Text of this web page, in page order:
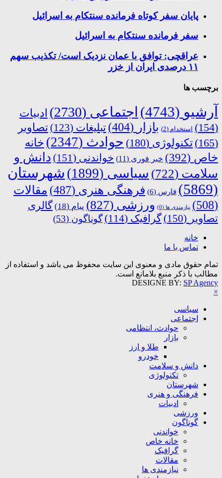
پایان سفر کوتاه فرمانده سنتکام به اسرائیل
سفر فرمانده سنتکام به اسرائیل
عراقچی: توافق با عمان نزدیک است/ تکذیب سهم
۱۱ درصدی ایران از خزر
برچسب ها
آرشیو (4743) اجتماعی (2730)
ادبیات
(154)
استخدام (2) بازار (404) تبلیغات (123)
تصاویر
(165)
تکنولوژی (180) حوادث (2347)
خانه
خاص (392) خبر فوری (11) خواندنی (151)
دانش و
سلامت (722) سیاسی (1899)
شهرستان
(5869)
فارس (6) فرهنگی هنری (487)
مقالات
(508)
نیازمندی ها (0) ورزشی (827) پیام (18)
گالری
تصاویر (150) گرافیک (114) گوناگون (53)
خانه
تماس با ما
تمام حقوق مادی و معنوی این سایت محفوظ می باشد و استفاده از
مطالب با ذکر منبع بلامانع است.
DESIGNE BY: SP Agency
×
سیاسی
اجتماعی
حوادث، انتظامی
بازار
طلا و ارز
خودرو
دانش و سلامت
تکنولوژی
شهرستان
فرهنگی و هنری
ادبیات
ورزشی
گوناگون
خواندنی
خانه خاص
گرافیک
مقالات
نیازمندی ها